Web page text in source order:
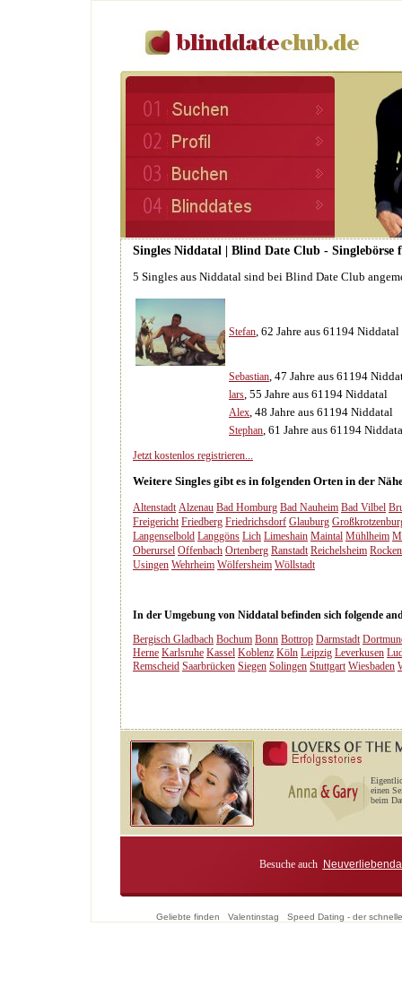
Singles Niddatal | Blind Date Club -
5 Singles aus Niddatal sind bei Blind Date Club
Stefan, 62 Jahre aus 61194 Niddatal
Sebastian, 47 Jahre aus 61194
lars, 55 Jahre aus 61194 Niddatal
Alex, 48 Jahre aus 61194 Niddatal
Stephan, 61 Jahre aus 61194
Jetzt kostenlos registrieren...
Weitere Singles gibt es in folgenden Orten in der
Altenstadt Alzenau Bad Homburg Bad Nauheim Bad Vilbel
Freigericht Friedberg Friedrichsdorf Glauburg
Langenselbold Langgöns Lich Limeshain Maintal Mühlheim
Oberursel Offenbach Ortenberg Ranstadt Reichelsheim
Usingen Wehrheim Wölfersheim Wöllstadt
In der Umgebung von Niddatal befinden sich folgende
Bergisch Gladbach Bochum Bonn Bottrop Darmstadt
Herne Karlsruhe Kassel Koblenz Köln Leipzig Leverkusen
Remscheid Saarbrücken Siegen Solingen Stuttgart Wiesbaden
einen
beim
Besuche auch
Geliebte finden Valentinstag Speed Dating - der